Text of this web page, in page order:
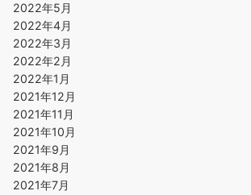
2022年5月
2022年4月
2022年3月
2022年2月
2022年1月
2021年12月
2021年11月
2021年10月
2021年9月
2021年8月
2021年7月